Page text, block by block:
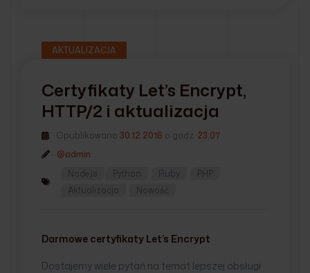
AKTUALIZACJA
Certyfikaty Let’s Encrypt,
HTTP/2 i aktualizacja
Opublikowano 30.12.2016 o godz. 23:07
@admin
Node.js
Python Ruby
PHP
Aktualizacja
Nowość
Darmowe certyfikaty Let’s Encrypt
Dostajemy wiele pytań na temat lepszej obsługi